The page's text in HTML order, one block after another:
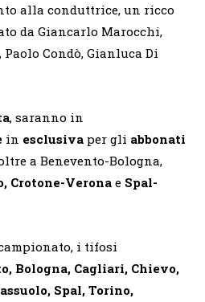
alla conduttrice, un ricco
da Giancarlo Marocchi,
Condò, Gianluca Di
, saranno in
in esclusiva per gli abbonati
a Benevento-Bologna,
Crotone-Verona e Spal-
i tifosi
Bologna, Cagliari, Chievo,
Spal, Torino,